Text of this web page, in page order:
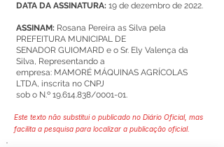
DATA DA ASSINATURA: 19 de dezembro de 2022.
ASSINAM: Rosana Pereira as Silva pela
PREFEITURA MUNICIPAL DE
SENADOR GUIOMARD e o Sr. Ely Valença da
Silva, Representando a
empresa: MAMORÉ MÁQUINAS AGRÍCOLAS
LTDA, inscrita no CNPJ
sob o N.º 19.614.838/0001-01.
Este texto não substitui o publicado no Diário Oficial, mas
facilita a pesquisa para localizar a publicação oficial.